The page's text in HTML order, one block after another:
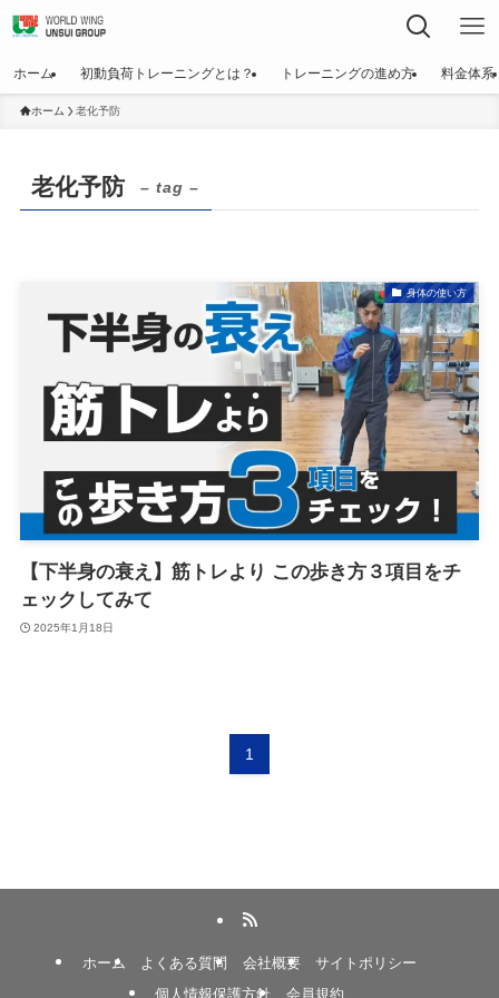
ホーム 初動負荷トレーニングとは？ トレーニングの進め方 料金体系
ホーム 老化予防
老化予防 – tag –
身体の使い方
【下半身の衰え】筋トレより この歩き方３項目をチ
ェックしてみて
2025年1月18日
1
ホーム よくある質問 会社概要
サイトポリシー
個人情報保護方針
会員規約